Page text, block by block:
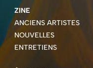
ZINE
ANCIENS ARTISTES
NOUVELLES
ENTRETIENS